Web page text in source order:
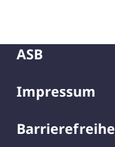
Elasthan, mit
und rotes ASB-
ASB
Impressum